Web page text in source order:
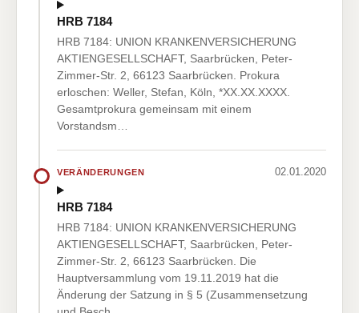
HRB 7184
HRB 7184: UNION KRANKENVERSICHERUNG
AKTIENGESELLSCHAFT, Saarbrücken, Peter-
Zimmer-Str. 2, 66123 Saarbrücken. Prokura
erloschen: Weller, Stefan, Köln, *XX.XX.XXXX.
Gesamtprokura gemeinsam mit einem
Vorstandsm…
VERÄNDERUNGEN 02.01.2020
HRB 7184
HRB 7184: UNION KRANKENVERSICHERUNG
AKTIENGESELLSCHAFT, Saarbrücken, Peter-
Zimmer-Str. 2, 66123 Saarbrücken. Die
Hauptversammlung vom 19.11.2019 hat die
Änderung der Satzung in § 5 (Zusammensetzung